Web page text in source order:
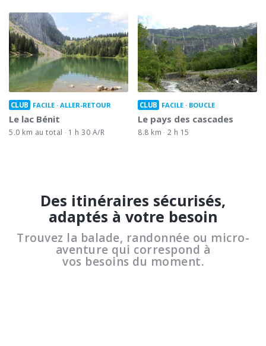
CLUB FACILE ALLER-RETOUR
Le lac Bénit
5.0 km au total 1 h 30 A/R
CLUB FACILE BOUCLE
Le pays des cascades
8.8 km 2 h 15
Des itinéraires sécurisés,
adaptés à votre besoin
Trouvez la balade, randonnée ou micro-
aventure qui correspond à
vos besoins du moment.